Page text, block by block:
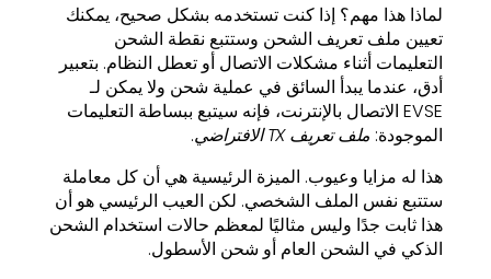
لماذا هذا مهم؟ إذا كنت تستخدمه بشكل صحيح، يمكنك
تعيين ملف تعريف الشحن وستتبع نقطة الشحن
التعليمات أثناء مشكلات الاتصال أو تعطل النظام. بتعبير
أدق، عندما يبدأ السائق في عملية شحن ولا يمكن لـ
EVSE الاتصال بالإنترنت، فإنه سيتبع ببساطة التعليمات
الموجودة: ملف تعريف TX الافتراضي
.
هذا له مزايا وعيوب. الميزة الرئيسية هي أن كل معاملة
ستتبع نفس الملف الشخصي. لكن العيب الرئيسي هو أن
هذا ثابت جدًا وليس مثاليًا لمعظم حالات استخدام الشحن
الذكي في الشحن العام أو شحن الأسطول.